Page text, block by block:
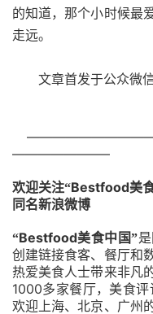
的知道，那个小时候最
走远。
文章首发于公众微
———————–
欢迎关注“Bestfood美
同名新浪微博
“Bestfood美食中国”
创建链接食客、餐厅和
热爱美食人士带来非凡
1000多家餐厅，美食评
欢迎上海、北京、广州